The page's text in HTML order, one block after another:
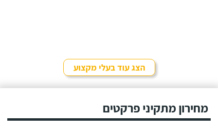
הצג עוד בעלי מקצוע
מחירון מתקיני פרקטים